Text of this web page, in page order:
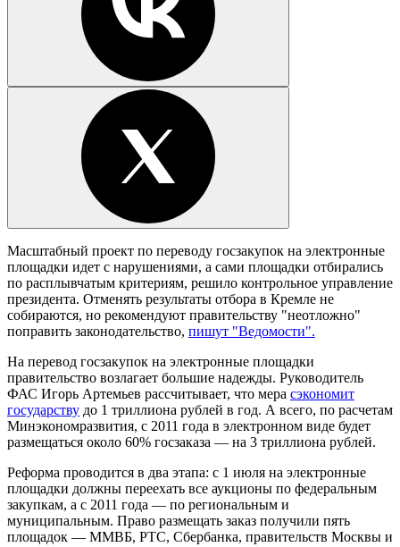
Масштабный проект по переводу госзакупок на электронные
площадки идет с нарушениями, а сами площадки отбирались
по расплывчатым критериям, решило контрольное управление
президента. Отменять результаты отбора в Кремле не
собираются, но рекомендуют правительству "неотложно"
поправить законодательство, пишут "Ведомости".
На перевод госзакупок на электронные площадки
правительство возлагает большие надежды. Руководитель
ФАС Игорь Артемьев рассчитывает, что мера сэкономит
государству до 1 триллиона рублей в год. А всего, по расчетам
Минэкономразвития, с 2011 года в электронном виде будет
размещаться около 60% госзаказа — на 3 триллиона рублей.
Реформа проводится в два этапа: с 1 июля на электронные
площадки должны переехать все аукционы по федеральным
закупкам, а с 2011 года — по региональным и
муниципальным. Право размещать заказ получили пять
площадок — ММВБ, РТС, Сбербанка, правительств Москвы и